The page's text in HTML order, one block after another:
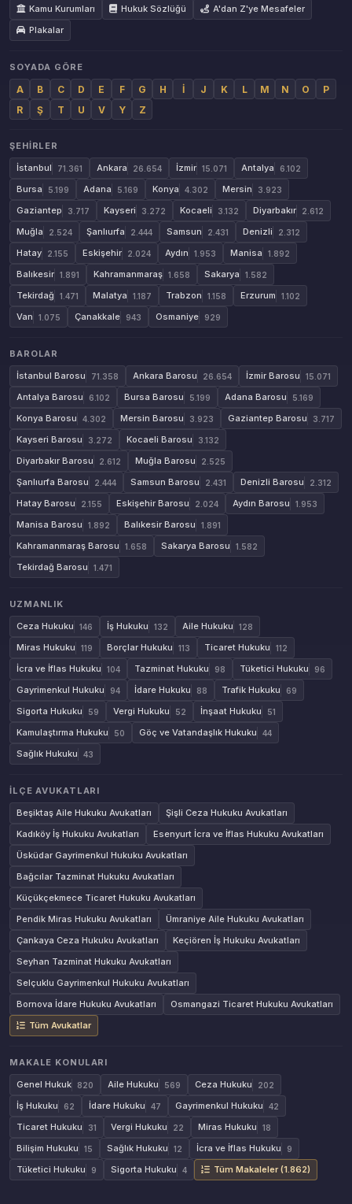
Kamu Kurumları
Hukuk Sözlüğü
A'dan Z'ye Mesafeler
Plakalar
SOYADA GÖRE
A B C D E F G H İ J K L M N O
P
R
Ş T U V Y Z
ŞEHIRLER
İstanbul
71.361 Ankara 26.654 İzmir 15.071 Antalya 6.102
Bursa 5.199 Adana 5.169 Konya 4.302 Mersin 3.923
Gaziantep 3.717 Kayseri 3.272 Kocaeli 3.132 Diyarbakır 2.612
Muğla 2.524 Şanlıurfa 2.444 Samsun 2.431 Denizli 2.312
Hatay 2.155 Eskişehir 2.024 Aydın 1.953 Manisa 1.892
Balıkesir 1.891 Kahramanmaraş 1.658 Sakarya 1.582
Tekirdağ 1.471 Malatya 1.187 Trabzon 1.158 Erzurum 1.102
Van 1.075 Çanakkale 943 Osmaniye 929
BAROLAR
İstanbul Barosu
71.358 Ankara Barosu 26.654 İzmir Barosu 15.071
Antalya Barosu 6.102 Bursa Barosu 5.199 Adana Barosu 5.169
Konya Barosu 4.302 Mersin Barosu 3.923 Gaziantep Barosu 3.717
Kayseri Barosu 3.272 Kocaeli Barosu 3.132
Diyarbakır Barosu 2.612 Muğla Barosu 2.525
Şanlıurfa Barosu 2.444 Samsun Barosu 2.431 Denizli Barosu 2.312
Hatay Barosu 2.155 Eskişehir Barosu 2.024 Aydın Barosu 1.953
Manisa Barosu 1.892 Balıkesir Barosu 1.891
Kahramanmaraş Barosu 1.658 Sakarya Barosu 1.582
Tekirdağ Barosu 1.471
UZMANLIK
Ceza Hukuku
146 İş Hukuku 132 Aile Hukuku 128
Miras Hukuku 119 Borçlar Hukuku 113 Ticaret Hukuku 112
İcra ve İflas Hukuku 104 Tazminat Hukuku 98 Tüketici Hukuku 96
Gayrimenkul Hukuku 94 İdare Hukuku 88 Trafik Hukuku 69
Sigorta Hukuku 59 Vergi Hukuku 52 İnşaat Hukuku 51
Kamulaştırma Hukuku 50 Göç ve Vatandaşlık Hukuku 44
Sağlık Hukuku 43
İLÇE AVUKATLARI
Beşiktaş Aile Hukuku Avukatları
Şişli Ceza Hukuku Avukatları
Kadıköy İş Hukuku Avukatları
Esenyurt İcra ve İflas Hukuku Avukatları
Üsküdar Gayrimenkul Hukuku Avukatları
Bağcılar Tazminat Hukuku Avukatları
Küçükçekmece Ticaret Hukuku Avukatları
Pendik Miras Hukuku Avukatları
Ümraniye Aile Hukuku Avukatları
Çankaya Ceza Hukuku Avukatları
Keçiören İş Hukuku Avukatları
Seyhan Tazminat Hukuku Avukatları
Selçuklu Gayrimenkul Hukuku Avukatları
Bornova İdare Hukuku Avukatları
Osmangazi Ticaret Hukuku Avukatları
Tüm Avukatlar
MAKALE KONULARI
Genel Hukuk
820 Aile Hukuku 569 Ceza Hukuku 202
İş Hukuku 62 İdare Hukuku 47 Gayrimenkul Hukuku 42
Ticaret Hukuku 31 Vergi Hukuku 22 Miras Hukuku 18
Bilişim Hukuku 15 Sağlık Hukuku 12 İcra ve İflas Hukuku 9
Tüketici Hukuku 9 Sigorta Hukuku 4 Tüm Makaleler (1.862)